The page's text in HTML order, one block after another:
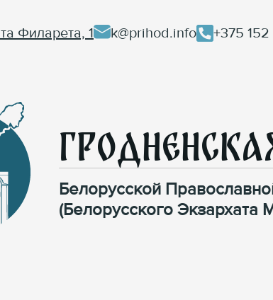
Филарета, 1 k@prihod.info +375
Белорусской
(Белорусского Экзархата